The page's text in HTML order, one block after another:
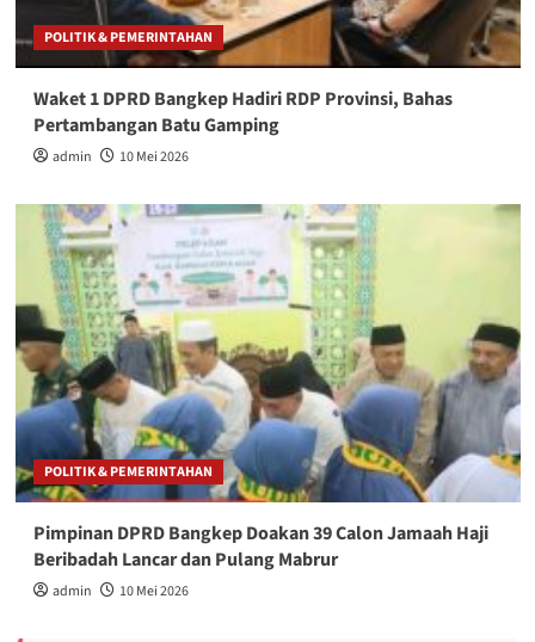
POLITIK & PEMERINTAHAN
Waket 1 DPRD Bangkep Hadiri RDP Provinsi, Bahas
Pertambangan Batu Gamping
admin 10 Mei 2026
POLITIK & PEMERINTAHAN
Pimpinan DPRD Bangkep Doakan 39 Calon Jamaah Haji
Beribadah Lancar dan Pulang Mabrur
admin 10 Mei 2026